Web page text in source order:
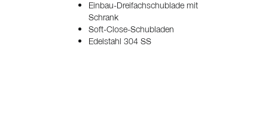
Einbau-Dreifachschublade mit
Schrank
Soft-Close-Schubladen
Edelstahl 304 SS